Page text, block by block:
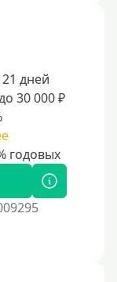
дней
30 000 ₽